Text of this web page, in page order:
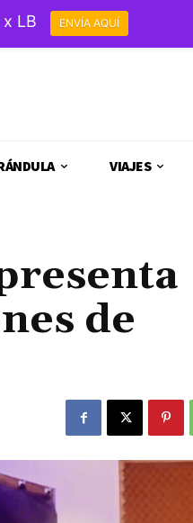
VIAJES
de
LB ENVÍA AQUÍ